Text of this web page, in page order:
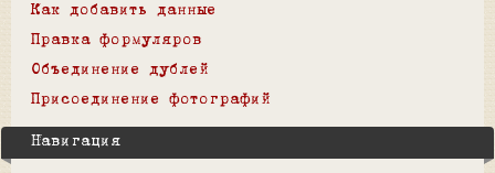
Как добавить данные
Правка формуляров
Объединение дублей
Присоединение фотографий
Навигация